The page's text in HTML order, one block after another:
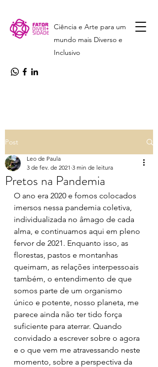
Ciência e Arte para um
mundo mais Diverso e
Inclusivo
Post
Pretos na Pandemia
Leo de Paula
3 de fev. de 2021 3 min de leitura
O ano era 2020 e fomos colocados
imersos nessa pandemia coletiva,
individualizada no âmago de cada
alma, e continuamos aqui em pleno
fervor de 2021. Enquanto isso, as
florestas, pastos e montanhas
queimam, as relações interpessoais
também, o entendimento de que
somos parte de um organismo
único e potente, nosso planeta, me
parece ainda não ter tido força
suficiente para aterrar. Quando
convidado a escrever sobre o agora
e o que vem me atravessando neste
momento, sobre a perspectiva da